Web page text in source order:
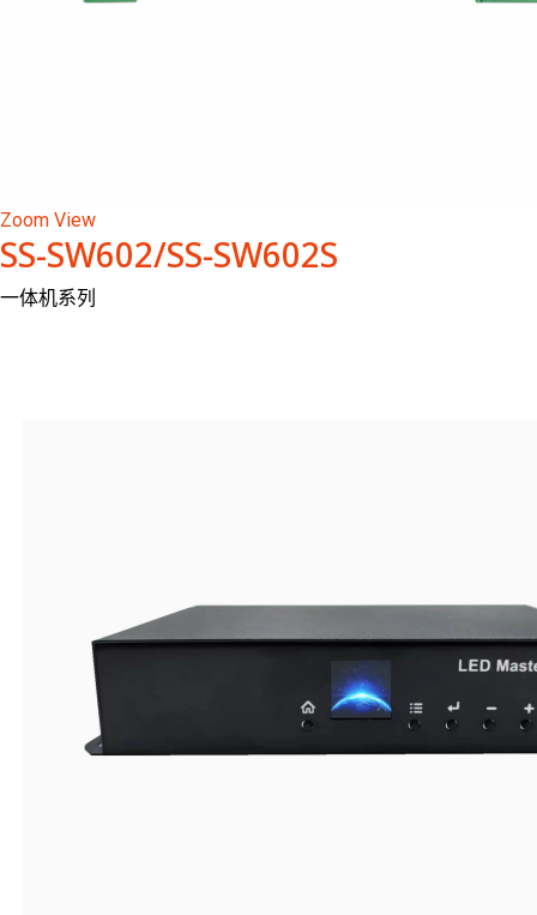
Zoom View
SS-SW602/SS-SW602S
一体机系列